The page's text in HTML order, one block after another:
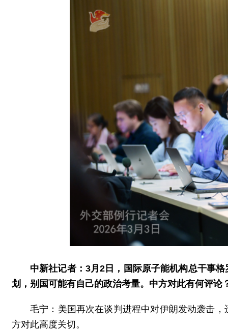
中新社记者：3月2日，国际原子能机构总干事
划，别国可能有自己的政治考量。中方对此有何评论
毛宁：美国再次在谈判进程中对伊朗发动袭击
方对此高度关切。